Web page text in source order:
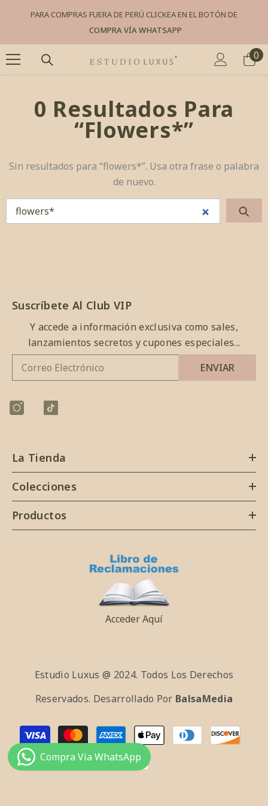
SKIP TO CONTENT
PARA COMPRAS FUERA DE PERÚ CLICKEA EN EL BOTÓN DE
COMPRA VÍA WHATSAPP
00
0 Resultados Para
“flowers*”
Sin resultados para “flowers*”. Usa otra frase o palabra
de nuevo.
Suscríbete Al Club VIP
Y accede a información exclusiva como sales,
lanzamientos secretos y cupones especiales...
ENVIAR
La Tienda
Colecciones
Productos
Acceder Aquí
Estudio Luxus @ 2024. Todos Los Derechos
Reservados. Desarrollado Por BalsaMedia
Payment
methods